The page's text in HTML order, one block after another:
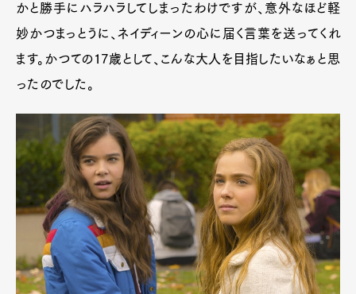
かと勝手にハラハラしてしまったわけですが、意外なほど軽
妙かつまっとうに、ネイディーンの心に届く言葉を送ってくれ
ます。かつての17歳として、こんな大人を目指したいなぁと思
ったのでした。